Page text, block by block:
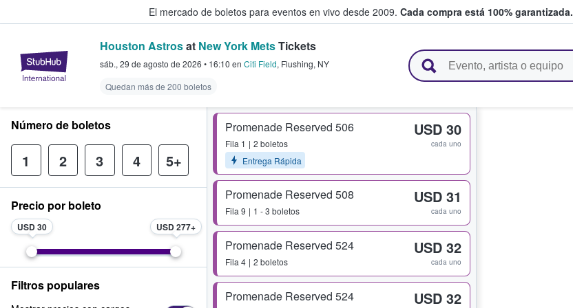
El mercado de boletos para eventos en vivo desde 2009. Cada compra está 100% garantizada.
StubHub: donde los fans compran y venden boletos
Houston Astrosat New York MetsTickets
sáb., 29 de agosto de 2026 • 16:10 en Citi Field, Flushing, NY
Quedan más de 200 boletos
Promenade Reserved 506
Fila 1
2 boletos
Entrega Rápida
USD 30
cada uno
Promenade Reserved 508
Fila 9 1 - 3 boletos
USD 31
cada uno
Promenade Reserved 524
Fila 4 2 boletos
USD 32
cada uno
Promenade Reserved 524 USD 32
Número de boletos
1 2 3 4 5+
Precio por boleto
USD 30 USD 277
Filtros populares